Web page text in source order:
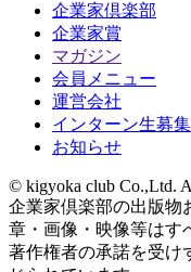
企業家倶楽部
企業家賞
マガジン
会員メニュー
運営会社
インターン生募集
お知らせ
© kigyoka club Co.,Ltd.
企業家倶楽部の出版物
章・画像・映像等はす
著作権者の承諾を受け